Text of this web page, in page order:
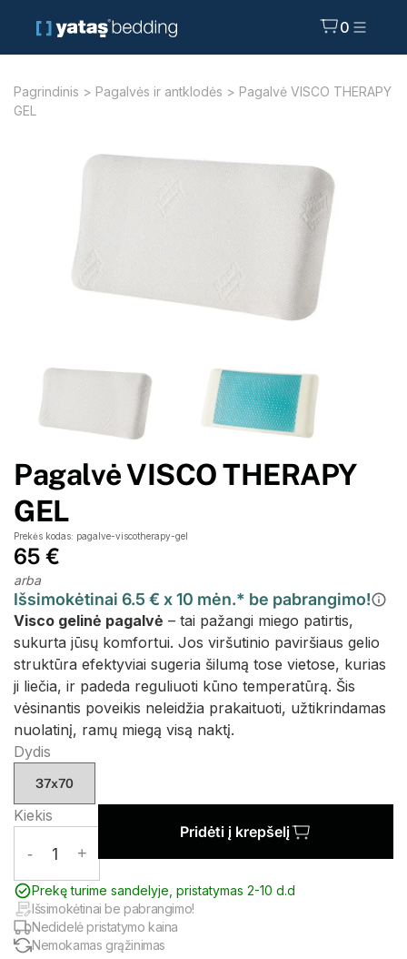
0
Pagrindinis > Pagalvės ir antklodės > Pagalvė VISCO THERAPY
GEL
Pagalvė VISCO THERAPY
GEL
65 €
Prekės kodas: pagalve-viscotherapy-gel
arba
Išsimokėtinai 6.5 € x 10 mėn.* be pabrangimo!
Visco gelinė pagalvė – tai pažangi miego patirtis,
sukurta jūsų komfortui. Jos viršutinio paviršiaus gelio
struktūra efektyviai sugeria šilumą tose vietose, kurias
ji liečia, ir padeda reguliuoti kūno temperatūrą. Šis
vėsinantis poveikis neleidžia prakaituoti, užtikrindamas
nuolatinį, ramų miegą visą naktį.
Dydis
37x70
Kiekis
- 1 +
Pridėti į krepšelį
Prekę turime sandelyje, pristatymas 2-10 d.d
Išsimokėtinai be pabrangimo!
Nedidelė pristatymo kaina
Nemokamas grąžinimas